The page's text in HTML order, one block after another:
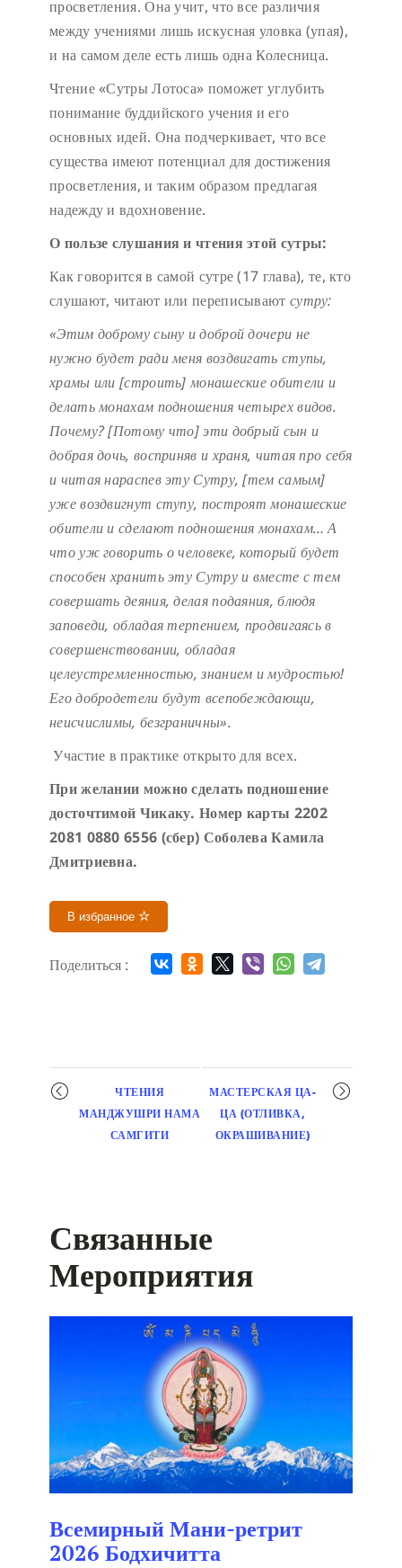
просветления. Она учит, что все различия
между учениями лишь искусная уловка (упая),
и на самом деле есть лишь одна Колесница.
Чтение «Сутры Лотоса» поможет углубить
понимание буддийского учения и его
основных идей. Она подчеркивает, что все
существа имеют потенциал для достижения
просветления, и таким образом предлагая
надежду и вдохновение.
О пользе слушания и чтения этой сутры:
Как говорится в самой сутре (17 глава), те, кто
слушают, читают или переписывают сутру:
«Этим доброму сыну и доброй дочери не
нужно будет ради меня воздвигать ступы,
храмы или [строить] монашеские обители и
делать монахам подношения четырех видов.
Почему? [Потому что] эти добрый сын и
добрая дочь, восприняв и храня, читая про себя
и читая нараспев эту Сутру, [тем самым]
уже воздвигнут ступу, построят монашеские
обители и сделают подношения монахам… А
что уж говорить о человеке, который будет
способен хранить эту Сутру и вместе с тем
совершать деяния, делая подаяния, блюдя
заповеди, обладая терпением, продвигаясь в
совершенствовании, обладая
целеустремленностью, знанием и мудростью!
Его добродетели будут всепобеждающи,
неисчислимы, безграничны».
Участие в практике открыто для всех.
При желании можно сделать подношение
досточтимой Чикаку. Номер карты 2202
2081 0880 6556 (сбер) Соболева Камила
Дмитриевна.
В избранное
Поделиться :
Мероприятие
навигация
ЧТЕНИЯ
МАНДЖУШРИ НАМА
САМГИТИ
МАСТЕРСКАЯ ЦА-
ЦА (ОТЛИВКА,
ОКРАШИВАНИЕ)
Связанные
Мероприятия
Всемирный Мани-ретрит
2026 Бодхичитта